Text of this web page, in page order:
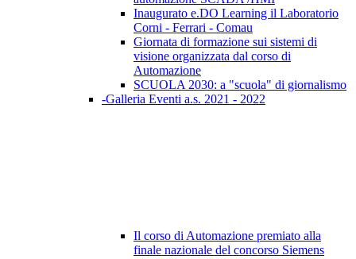
Inaugurato e.DO Learning il Laboratorio
Corni - Ferrari - Comau
Giornata di formazione sui sistemi di
visione organizzata dal corso di
Automazione
SCUOLA 2030: a "scuola" di giornalismo
-Galleria Eventi a.s. 2021 - 2022
Il corso di Automazione premiato alla
finale nazionale del concorso Siemens